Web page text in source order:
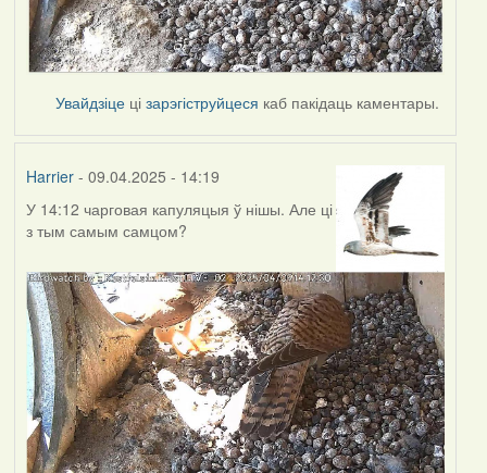
Увайдзіце цізарэгіструйцеся каб пакідаць каментары.
Harrier- 09.04.2025 - 14:19
У 14:12 чарговая капуляцыя ў нішы. Але ці
з тым самым самцом?